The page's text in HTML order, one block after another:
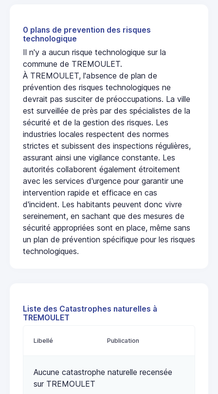
0 plans de prevention des risques
technologique
Il n'y a aucun risque technologique sur la
commune de TREMOULET.
À TREMOULET, l'absence de plan de
prévention des risques technologiques ne
devrait pas susciter de préoccupations. La ville
est surveillée de près par des spécialistes de la
sécurité et de la gestion des risques. Les
industries locales respectent des normes
strictes et subissent des inspections régulières,
assurant ainsi une vigilance constante. Les
autorités collaborent également étroitement
avec les services d'urgence pour garantir une
intervention rapide et efficace en cas
d'incident. Les habitants peuvent donc vivre
sereinement, en sachant que des mesures de
sécurité appropriées sont en place, même sans
un plan de prévention spécifique pour les risques
technologiques.
Liste des Catastrophes naturelles à
TREMOULET
Libellé Publication
Aucune catastrophe naturelle recensée
sur TREMOULET